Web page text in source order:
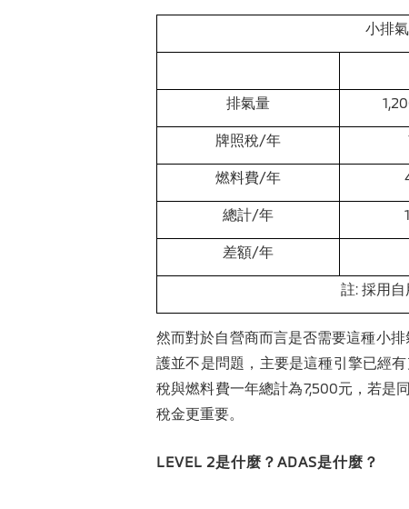
小排
排氣量
牌照稅/年
燃料費/年
總計/年
差額/年
註: 採用
然而對於自營商而言是否需要這種小
護並不是問題，主要是這種引擎已經
稅與燃料費一年總計為7,500元，若是
稅金更重要。
LEVEL 2是什麼？ADAS是什麼？